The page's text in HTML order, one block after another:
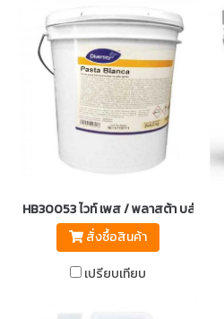
HB30053 ไวท์ เพส / พลาสต้า บลังก้า
สั่งซื้อสินค้า
เปรียบเทียบ